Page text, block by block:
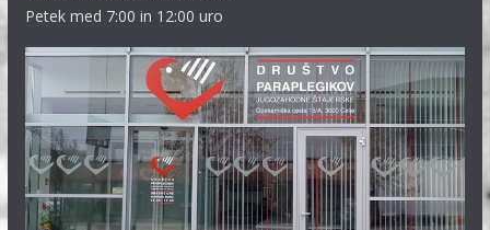
Petek med 7:00 in 12:00 uro